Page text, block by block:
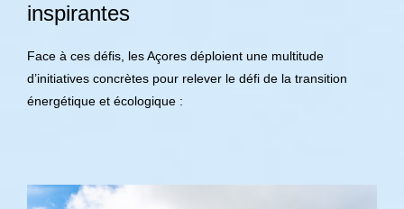
inspirantes
Face à ces défis, les Açores déploient une multitude
d’initiatives concrètes pour relever le défi de la transition
énergétique et écologique :